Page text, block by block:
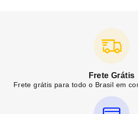
Frete Grátis
Frete grátis para todo o Brasil em